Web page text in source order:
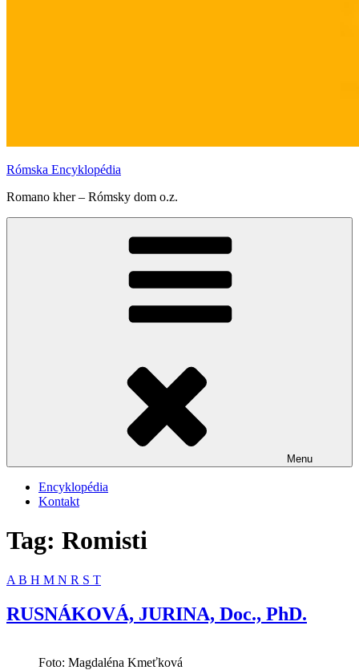
Rómska Encyklopédia
Romano kher – Rómsky dom o.z.
Menu
Encyklopédia
Kontakt
Tag: Romisti
A B H M N R S T
RUSNÁKOVÁ, JURINA, Doc., PhD.
Foto: Magdaléna Kmeťková